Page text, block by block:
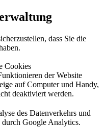
dass Sie die
Cookies
der Website
auf Computer und Handy,
deaktiviert werden.
des Datenverkehrs und
durch Google Analytics.